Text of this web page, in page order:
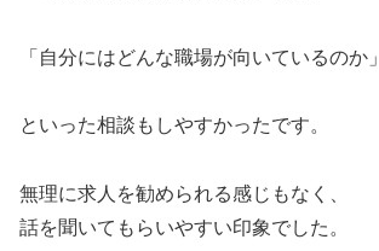
「自分にはどんな職場が向いているのか」
といった相談もしやすかったです。
無理に求人を勧められる感じもなく、
話を聞いてもらいやすい印象でした。